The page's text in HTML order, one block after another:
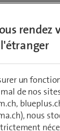
puis 91.80
marche?
existant
rendez
un
de nos
nous